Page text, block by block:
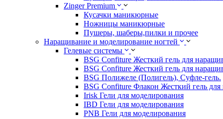
Zinger Premium
Кусачки маникюрные
Ножницы маникюрные
Пушеры, шаберы,пилки и прочее
Наращивание и моделирование ногтей
Гелевые системы
BSG Confiture Жесткий гель для
BSG Confiture Жесткий гель для
BSG Полижеле (Полигель), Суфле-гель.
BSG Confiture Флакон Жесткий гель для
Irisk Гели для моделирования
IBD Гели для моделирования
PNB Гели для моделирования